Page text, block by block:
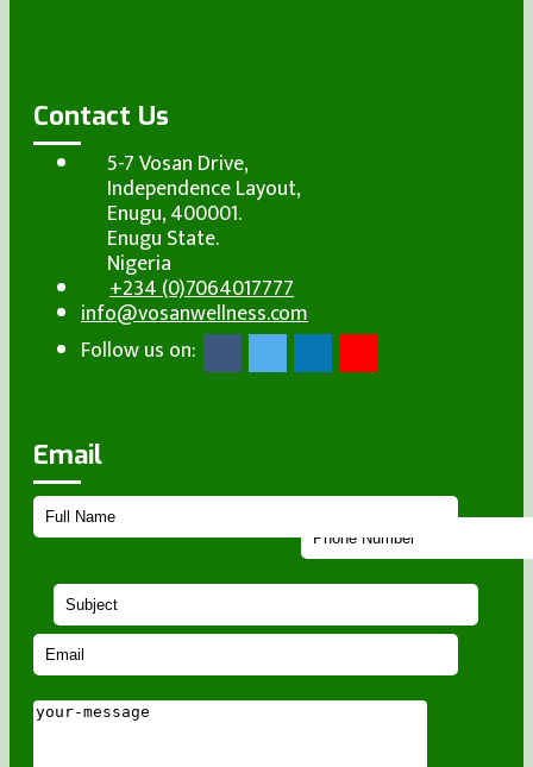
Contact Us
5-7 Vosan Drive,
Independence Layout,
Enugu, 400001.
Enugu State.
Nigeria
+234 (0)7064017777
info@vosanwellness.com
Follow us on:
Email